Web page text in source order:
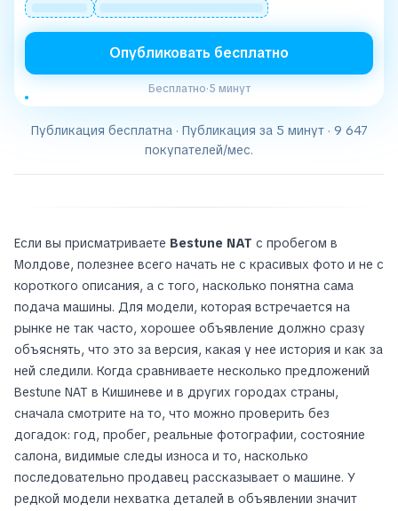
Опубликовать бесплатно
Бесплатно·5 минут
Публикация бесплатна · Публикация за 5 минут · 9 647
покупателей/мес.
Если вы присматриваете Bestune NAT с пробегом в
Молдове, полезнее всего начать не с красивых фото и не с
короткого описания, а с того, насколько понятна сама
подача машины. Для модели, которая встречается на
рынке не так часто, хорошее объявление должно сразу
объяснять, что это за версия, какая у нее история и как за
ней следили. Когда сравниваете несколько предложений
Bestune NAT в Кишиневе и в других городах страны,
сначала смотрите на то, что можно проверить без
догадок: год, пробег, реальные фотографии, состояние
салона, видимые следы износа и то, насколько
последовательно продавец рассказывает о машине. У
редкой модели нехватка деталей в объявлении значит